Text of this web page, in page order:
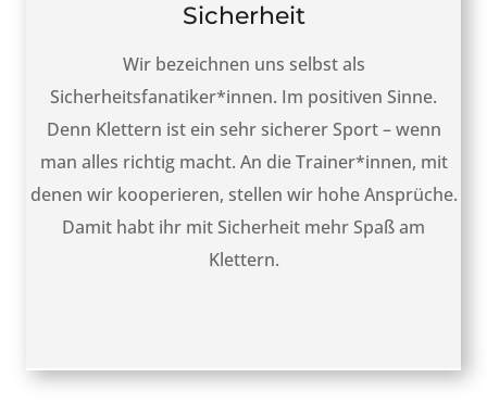
Sicherheit
Wir bezeichnen uns selbst als
Sicherheitsfanatiker*innen. Im positiven Sinne.
Denn Klettern ist ein sehr sicherer Sport – wenn
man alles richtig macht. An die Trainer*innen, mit
denen wir kooperieren, stellen wir hohe Ansprüche.
Damit habt ihr mit Sicherheit mehr Spaß am
Klettern.